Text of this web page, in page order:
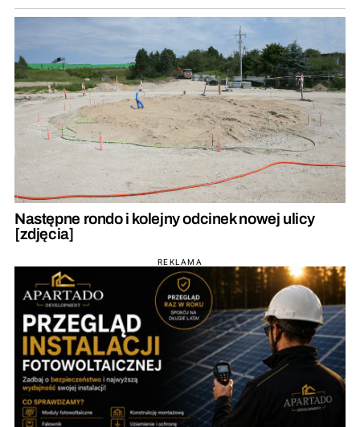
Następne rondo i kolejny odcinek nowej ulicy
[zdjęcia]
REKLAMA